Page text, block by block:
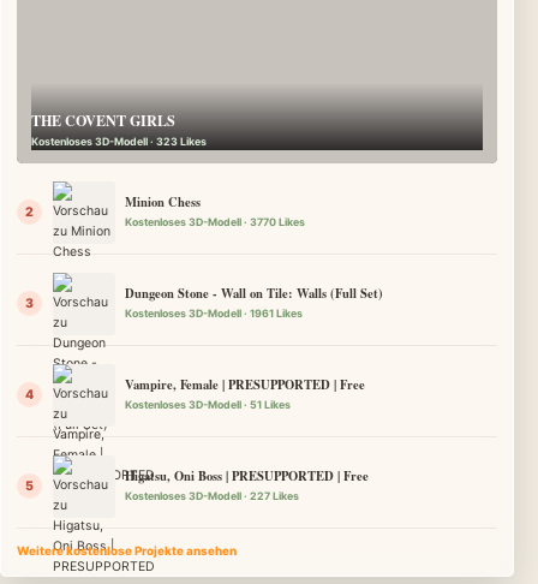
THE COVENT GIRLS
Kostenloses 3D-Modell · 323 Likes
Minion Chess
Kostenloses 3D-Modell · 3770 Likes
Dungeon Stone - Wall on Tile: Walls (Full Set)
Kostenloses 3D-Modell · 1961 Likes
Vampire, Female | PRESUPPORTED | Free
Kostenloses 3D-Modell · 51 Likes
Higatsu, Oni Boss | PRESUPPORTED | Free
Kostenloses 3D-Modell · 227 Likes
Weitere kostenlose Projekte ansehen